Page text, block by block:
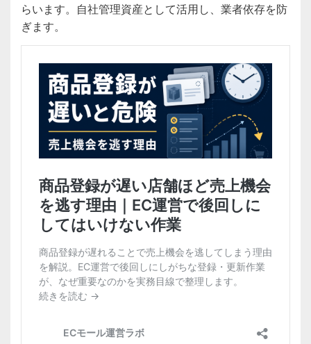
らいます。自社管理資産として活用し、業者依存を防
ぎます。